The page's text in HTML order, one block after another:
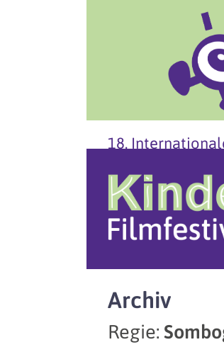
18.
Archiv
Regie: